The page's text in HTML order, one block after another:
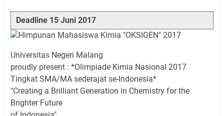
Deadline 15 Juni 2017
Himpunan Mahasiswa Kimia "OKSIGEN" 2017
Universitas Negeri Malang
proudly present : *Olimpiade Kimia Nasional 2017
Tingkat SMA/MA sederajat se-Indonesia*
"Creating a Brilliant Generation in Chemistry for the
Brighter Future